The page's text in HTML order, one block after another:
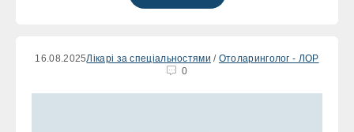
16.08.2025Лікарі за спеціальностями / Отоларинголог - ЛОР
0